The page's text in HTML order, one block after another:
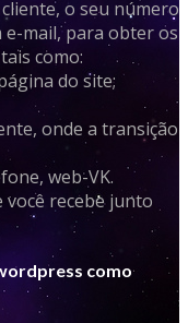
o seu número
e-mail, para obter os
como:
do site;
onde a transição
web-VK.
você recebe junto
como